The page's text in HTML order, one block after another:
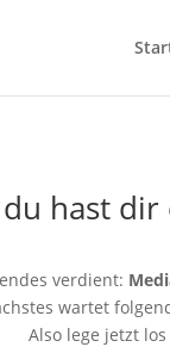
hast
verdient:
wartet
Also lege jetzt